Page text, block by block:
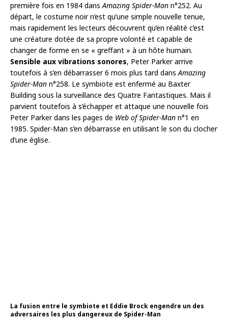
première fois en 1984 dansAmazing Spider-Man n°252. Au
départ, le costume noir n’est qu’une simple nouvelle tenue,
mais rapidement les lecteurs découvrent qu’en réalité c’est
une créature dotée de sa propre volonté et capable de
changer de forme en se « greffant » à un hôte humain.
Sensible aux vibrations sonores, Peter Parker arrive
toutefois à s’en débarrasser 6 mois plus tard dansAmazing
Spider-Man n°258. Le symbiote est enfermé au Baxter
Building sous la surveillance des Quatre Fantastiques. Mais il
parvient toutefois à s’échapper et attaque une nouvelle fois
Peter Parker dans les pages de Web of Spider-Man n°1 en
1985. Spider-Man s’en débarrasse en utilisant le son du clocher
d’une église.
La fusion entre le symbiote et Eddie Brock engendre un des
adversaires les plus dangereux de Spider-Man